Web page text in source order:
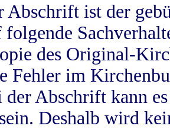
Abschrift ist der
folgende
des Original-
Fehler im
Abschrift kann
Deshalb wird